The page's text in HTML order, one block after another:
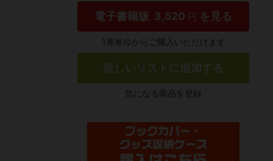
電子書籍版 3,520 円 を見る
1巻単位からご購入いただけます
欲しいリストに追加する
気になる商品を登録